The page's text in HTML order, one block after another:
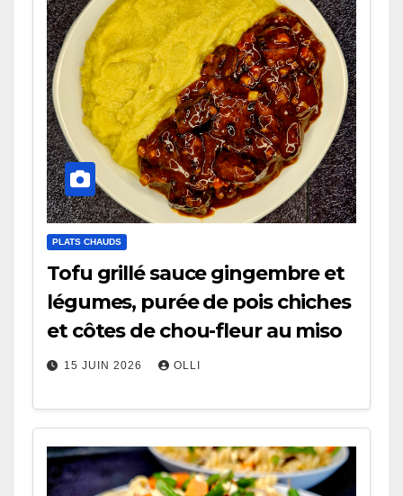
PLATS CHAUDS
Tofu grillé sauce gingembre et
légumes, purée de pois chiches
et côtes de chou-fleur au miso
15 JUIN 2026 OLLI